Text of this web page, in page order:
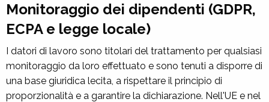
Monitoraggio dei dipendenti (GDPR,
ECPA e legge locale)
I datori di lavoro sono titolari del trattamento per qualsiasi
monitoraggio da loro effettuato e sono tenuti a disporre di
una base giuridica lecita, a rispettare il principio di
proporzionalità e a garantire la dichiarazione. Nell'UE e nel